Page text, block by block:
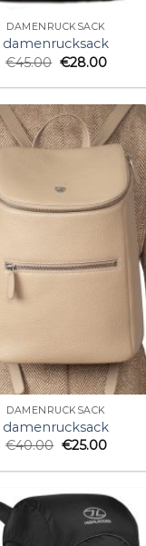
DAMENRUCKSACK
damenrucksack
€45.00 €28.00
DAMENRUCKSACK
damenrucksack
€40.00 €25.00